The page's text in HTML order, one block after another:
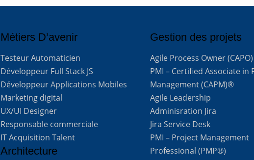
Métiers D’avenir
Testeur Automaticien
Développeur Full Stack JS
Développeur Applications Mobiles
Marketing digital
UX/UI Designer
Responsable commerciale
IT Acquisition Talent
Architecture
Gestion des projets
Agile Process Owner (CAPO)
PMI – Certified Associate in
Management (CAPM)®
Agile Leadership
Adminisration Jira
Jira Service Desk
PMI – Project Management
Professional (PMP®)